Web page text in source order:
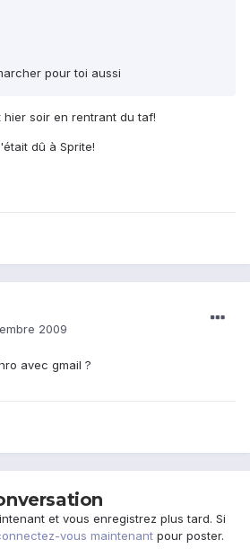
pour toi aussi
soir en rentrant du taf!
dû à Sprite!
2009
avec gmail ?
et vous enregistrez plus tard. Si
vous maintenant pour poster.